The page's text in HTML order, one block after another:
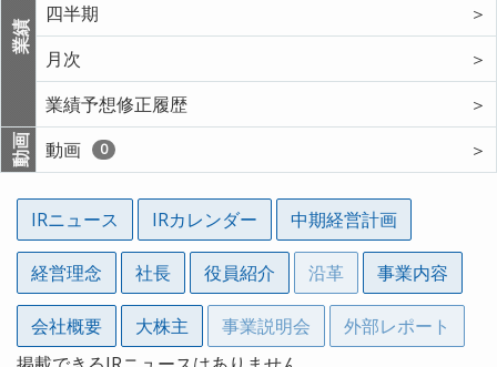
業績
四半期
＞
月次
＞
業績予想修正履歴
＞
動画 動画 0 ＞
IRニュース IRカレンダー 中期経営計画
経営理念 社長 役員紹介 沿革 事業内容
会社概要 大株主 事業説明会
外部レポート